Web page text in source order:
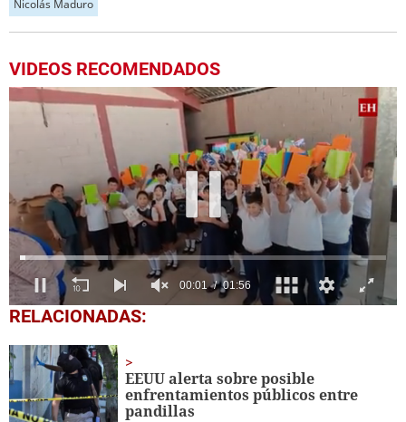
Nicolás Maduro
VIDEOS RECOMENDADOS
0
of
minute,
56
seconds
RELACIONADAS:
EEUU alerta sobre posible
enfrentamientos públicos entre
pandillas